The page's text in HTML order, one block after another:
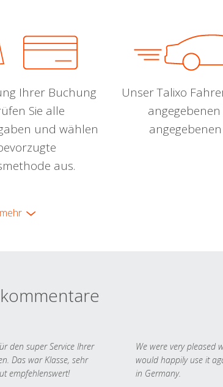
Ihrer Buchung
Sie alle
und wählen
aus.
Unser Talixo
mehr
den super Service Ihrer
Das war Klasse, sehr
empfehlenswert!
We were very pleased
would happily use it
in Germany.